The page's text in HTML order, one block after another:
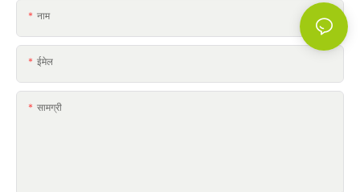
नाम
ईमेल
सामग्री